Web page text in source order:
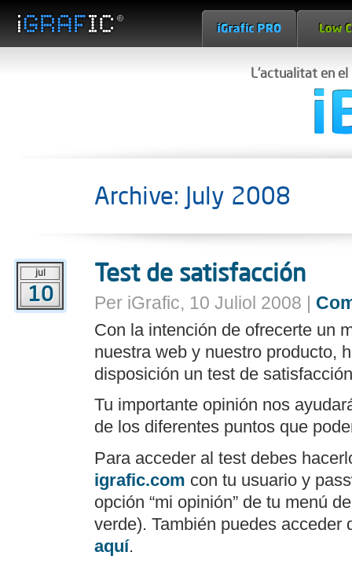
L'actualitat en el
Archive: July 2008
jul
10
Test de satisfacción
Per iGrafic, 10 Juliol 2008 |
Con la intención de ofrecerte un
nuestra web y nuestro producto,
disposición un test de
Tu importante opinión nos
de los diferentes puntos que
Para acceder al test debes
igrafic.com con tu usuario y
opción “mi opinión” de tu menú
verde). También puedes acceder
aquí.